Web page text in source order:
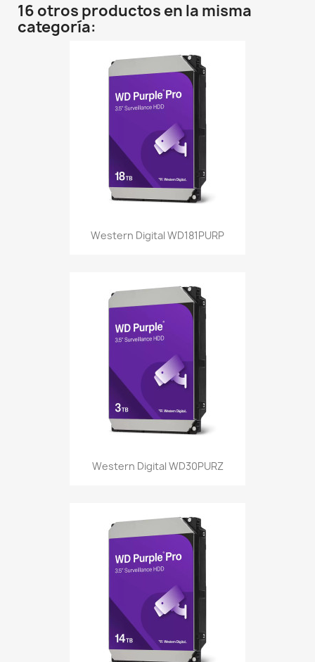
16 otros productos en la misma
categoría:
Western Digital WD181PURP
Western Digital WD30PURZ